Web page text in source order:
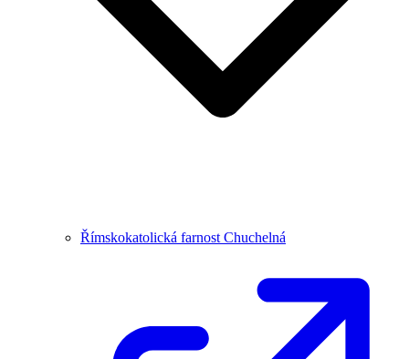
Římskokatolická farnost Chuchelná